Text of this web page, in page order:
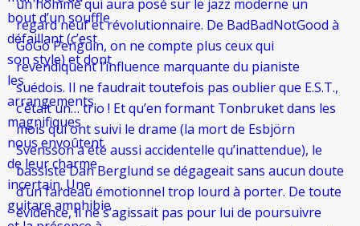
bout d’un souffle
défaillant (c’est
son style) et dont
les
arrangements
magnifiques
nous envoûtent
de leur charme
incertain. Une
guitare amphibie
un homme qui aura posé sur le jazz moderne un
regard neuf et révolutionnaire. De BadBadNotGood à
GoGo Penguin, on ne compte plus ceux qui
revendiquent l’influence marquante du pianiste
suédois. Il ne faudrait toutefois pas oublier que E.S.T.,
c’était un… trio ! Et qu’en formant Tonbruket dans les
mois qui ont suivi le drame (la mort de Esbjörn
Svensson a été aussi accidentelle qu’inattendue), le
bassiste Dan Berglund se dégageait sans aucun doute
d’un fardeau émotionnel trop lourd à porter. De toute
évidence, il ne s’agissait pas pour lui de poursuivre